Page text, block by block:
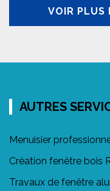
VOIR PLUS
AUTRES
Menuisier
Création fenêtre bois
Travaux de fenêtre